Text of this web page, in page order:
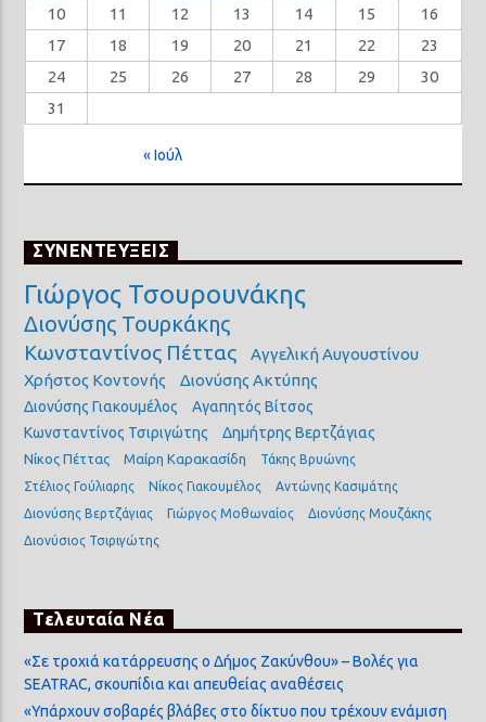
10
11 12 13 14 15
16
17
18 19 20 21 22
23
24
25 26 27 28 29
30
31
« Ιούλ
ΣΥΝΕΝΤΕΥΞΕΙΣ
Γιώργος Τσουρουνάκης
Διονύσης Τουρκάκης
Κωνσταντίνος Πέττας
Αγγελική Αυγουστίνου
Χρήστος Κοντονής
Διονύσης Ακτύπης
Διονύσης Γιακουμέλος
Αγαπητός Βίτσος
Κωνσταντίνος Τσιριγώτης
Δημήτρης Βερτζάγιας
Νίκος Πέττας Μαίρη Καρακασίδη
Τάκης Βρυώνης
Στέλιος Γούλιαρης
Νίκος Γιακουμέλος
Αντώνης Κασιμάτης
Διονύσης Βερτζάγιας
Γιώργος Μοθωναίος
Διονύσης Μουζάκης
Διονύσιος Τσιριγώτης
Τελευταία Νέα
«Σε τροχιά κατάρρευσης ο Δήμος Ζακύνθου» – Βολές για
SEATRAC, σκουπίδια και απευθείας αναθέσεις
«Υπάρχουν σοβαρές βλάβες στο δίκτυο που τρέχουν ενάμιση